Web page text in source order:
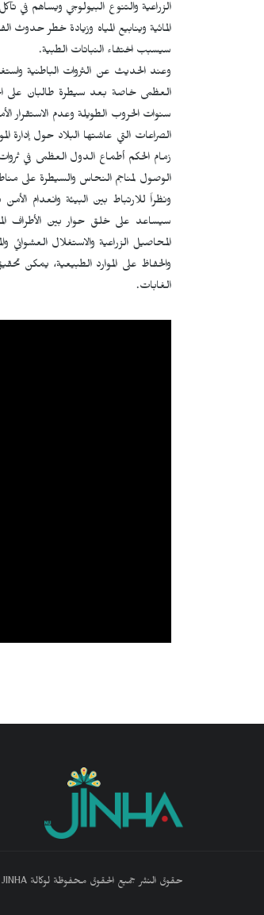
الزراعية والتنوع البيولوجي ويساهم في
المائية وينابيع المياه وزيادة خطر حدوث
سيسبب اختفاء النباتات الطبية.
وعند الحديث عن الثروات الباطنية
سنوات الحروب الطويلة وعدم الاستقرار
الصراعات التي عاشتها البلاد حول
زمام الحكم أطماع الدول العظمى في
الوصول لمناجم النحاس والسيطرة على
ونظراً للارتباط بين البيئة وانعدام
سيساعد على خلق حوار بين الأطراف
المحاصيل الزراعية والاستغلال
والحفاظ على الموارد الطبيعية، يمكن
الغابات.
حقوق النشر جميع الحقوق محفوظة لوكالة JINHA